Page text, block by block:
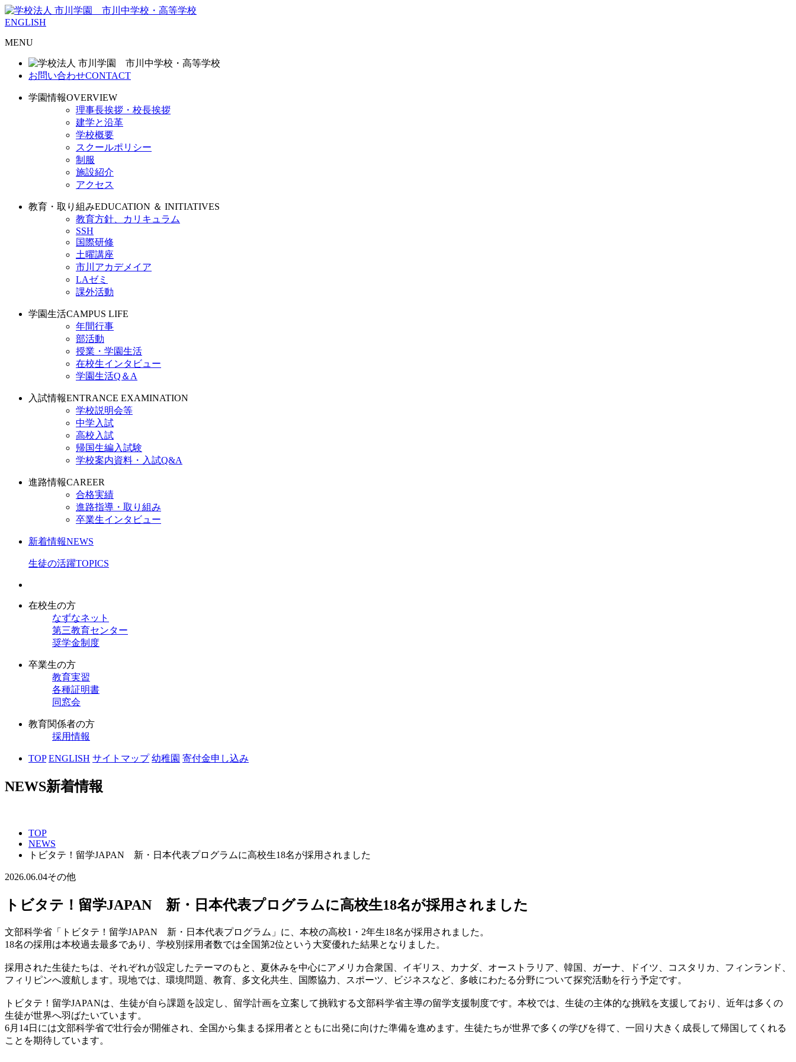
ENGLISH
MENU
お問い合わせCONTACT
学園情報OVERVIEW
理事長挨拶・校長挨拶
建学と沿革
学校概要
スクールポリシー
制服
施設紹介
アクセス
教育・取り組みEDUCATION ＆ INITIATIVES
教育方針、カリキュラム
SSH
国際研修
土曜講座
市川アカデメイア
LAゼミ
課外活動
学園生活CAMPUS LIFE
年間行事
部活動
授業・学園生活
在校生インタビュー
学園生活Q＆A
入試情報ENTRANCE EXAMINATION
学校説明会等
中学入試
高校入試
帰国生編入試験
学校案内資料・入試Q&A
進路情報CAREER
合格実績
進路指導・取り組み
卒業生インタビュー
新着情報NEWS
生徒の活躍TOPICS
在校生の方
なずなネット
第三教育センター
奨学金制度
卒業生の方
教育実習
各種証明書
同窓会
教育関係者の方
採用情報
TOP ENGLISH サイトマップ 幼稚園 寄付金申し込み
NEWS新着情報
TOP
NEWS
トビタテ！留学JAPAN 新・日本代表プログラムに高校生18名が採用されました
2026.06.04その他
トビタテ！留学JAPAN 新・日本代表プログラムに高校生18名が採用されました
文部科学省「トビタテ！留学JAPAN 新・日本代表プログラム」に、本校の高校1・2年生18名が採用されました。
18名の採用は本校過去最多であり、学校別採用者数では全国第2位という大変優れた結果となりました。
採用された生徒たちは、それぞれが設定したテーマのもと、夏休みを中心にアメリカ合衆国、イギリス、カナダ、オーストラリア、韓国、ガーナ、ドイツ、コスタリカ、フィンランド、
フィリピンへ渡航します。現地では、環境問題、教育、多文化共生、国際協力、スポーツ、ビジネスなど、多岐にわたる分野について探究活動を行う予定です。
トビタテ！留学JAPANは、生徒が自ら課題を設定し、留学計画を立案して挑戦する文部科学省主導の留学支援制度です。本校では、生徒の主体的な挑戦を支援しており、近年は多くの
生徒が世界へ羽ばたいています。
6月14日には文部科学省で壮行会が開催され、全国から集まる採用者とともに出発に向けた準備を進めます。生徒たちが世界で多くの学びを得て、一回り大きく成長して帰国してくれる
ことを期待しています。